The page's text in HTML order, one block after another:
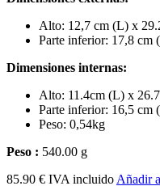
Alto: 12,7 cm (L) x
Parte inferior: 17,8 cm
Dimensiones internas:
Alto: 11.4cm (L) x
Parte inferior: 16,5 cm
Peso: 0,54kg
Peso : 540.00 g
85.90 € IVA incluido Añadir